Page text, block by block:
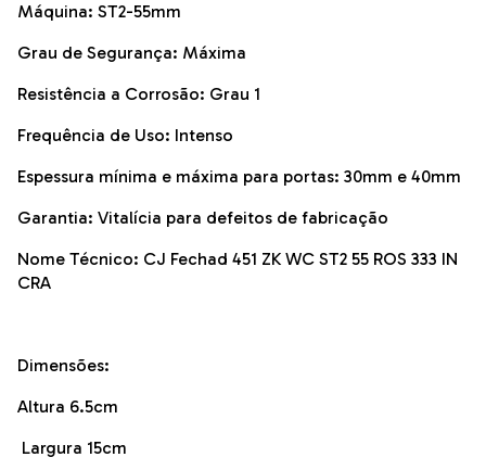
Máquina: ST2-55mm
Grau de Segurança: Máxima
Resistência a Corrosão: Grau 1
Frequência de Uso: Intenso
Espessura mínima e máxima para portas: 30mm e 40mm
Garantia: Vitalícia para defeitos de fabricação
Nome Técnico: CJ Fechad 451 ZK WC ST2 55 ROS 333 IN
CRA
Dimensões:
Altura 6.5cm
Largura 15cm